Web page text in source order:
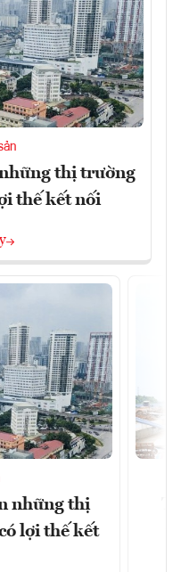
thị trường
thế kết nối
những thị
lợi thế kết